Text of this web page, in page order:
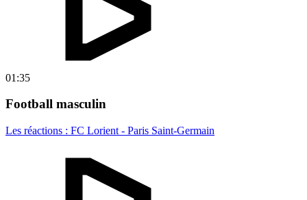
01:35
Football masculin
Les réactions : FC Lorient - Paris Saint-Germain